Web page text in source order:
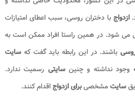
ازدواج با دختران روسی، سبب اعطای امتیازات
می شود. در همین راستا افراد ممکن است به
باشند. در این رابطه باید گفت که سایت
وجود نداشته و چنینسایتی رسمیت ندارد.
سایتمشخصیبرای ازدواجاقدام کنند.